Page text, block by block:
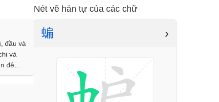
đầu và
và
đêm
côn
Nét vẽ hán tự của các chữ
蝙 ›